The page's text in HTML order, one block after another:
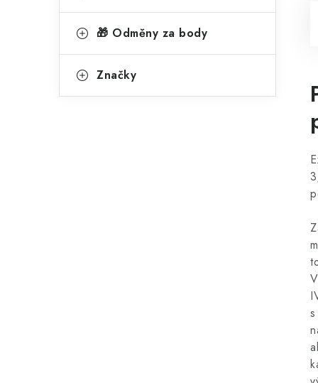
🎁 Odměny za body
Značky